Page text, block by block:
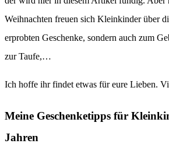
Weihnachten freuen sich Kleinkinder über
erprobten Geschenke, sondern auch zum
zur Taufe,…
Ich hoffe ihr findet etwas für eure Lieben.
Meine Geschenketipps für
Jahren